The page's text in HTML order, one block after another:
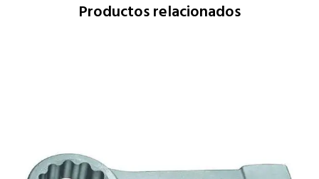
Productos relacionados